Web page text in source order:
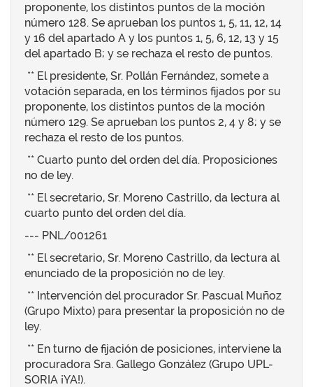
proponente, los distintos puntos de la moción
número 128. Se aprueban los puntos 1, 5, 11, 12, 14
y 16 del apartado A y los puntos 1, 5, 6, 12, 13 y 15
del apartado B; y se rechaza el resto de puntos.
** El presidente, Sr. Pollán Fernández, somete a
votación separada, en los términos fijados por su
proponente, los distintos puntos de la moción
número 129. Se aprueban los puntos 2, 4 y 8; y se
rechaza el resto de los puntos.
** Cuarto punto del orden del día. Proposiciones
no de ley.
** El secretario, Sr. Moreno Castrillo, da lectura al
cuarto punto del orden del día.
--- PNL/001261
** El secretario, Sr. Moreno Castrillo, da lectura al
enunciado de la proposición no de ley.
** Intervención del procurador Sr. Pascual Muñoz
(Grupo Mixto) para presentar la proposición no de
ley.
** En turno de fijación de posiciones, interviene la
procuradora Sra. Gallego González (Grupo UPL-
SORIA ¡YA!).